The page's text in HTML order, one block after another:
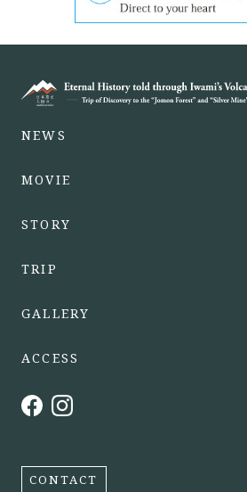
NEWS
MOVIE
STORY
TRIP
GALLERY
ACCESS
CONTACT